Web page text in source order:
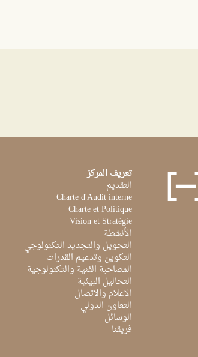
تعريف المركز
التقديم
Charte d'Audit interne
Charte et Politique
Vision et Stratégie
الأنشطة
التحويل والتجديد التكنولوجي
التكوين وتدعيم القدرات
المصاحبة الفنية والتكنولوجية
التحاليل البيئية
الاعلام والاتصال
التعاون الدولي
الوسائل
فريقنا